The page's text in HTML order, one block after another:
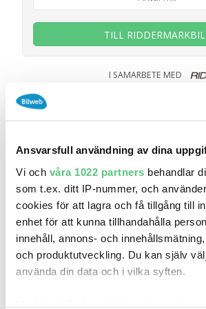
Ansvarsfull användning av dina
Vi och våra 1022 partners behandlar
som t.ex. ditt IP-nummer, och
cookies för att lagra och få tillgång till
enhet för att kunna tillhandahålla
innehåll, annons- och
och produktutveckling. Du kan själv
använda din data och i vilka syften.
TILL RIDDERMARKBIL
I SAMARBETE MED
15 maj 20:38